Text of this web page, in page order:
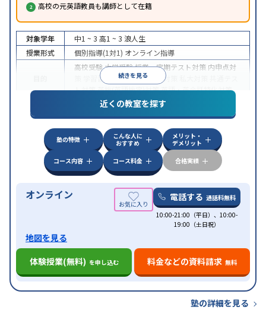
高校の元英語教員も講師として在籍
続きを見る
対象学年 中1 ~ 3 高1 ~ 3 浪人生
授業形式
個別指導(1対1) オンライン指導
高校受験大学受験授業・定期テスト対策 内申点対
学習習慣の定着国公立大対策
ト対策英検(英語検定)対策英語・英会話特化対策
特徴
中高一貫校生に対応授業の振替可能
学習にPC・タブレットを利用オンライン対応1
科目から受講可能
近くの教室を探す
塾の特徴
こんな人に
おすすめ
メリット・
デメリット
コース内容
コース料金 合格実績
オンライン 電話する 通話料無料
10:00-21:00（平日）、10:00-
19:00（土日祝）
地図を見る
体験授業(無料) を申し込む 料金などの資料請求 無料
塾の詳細を見る